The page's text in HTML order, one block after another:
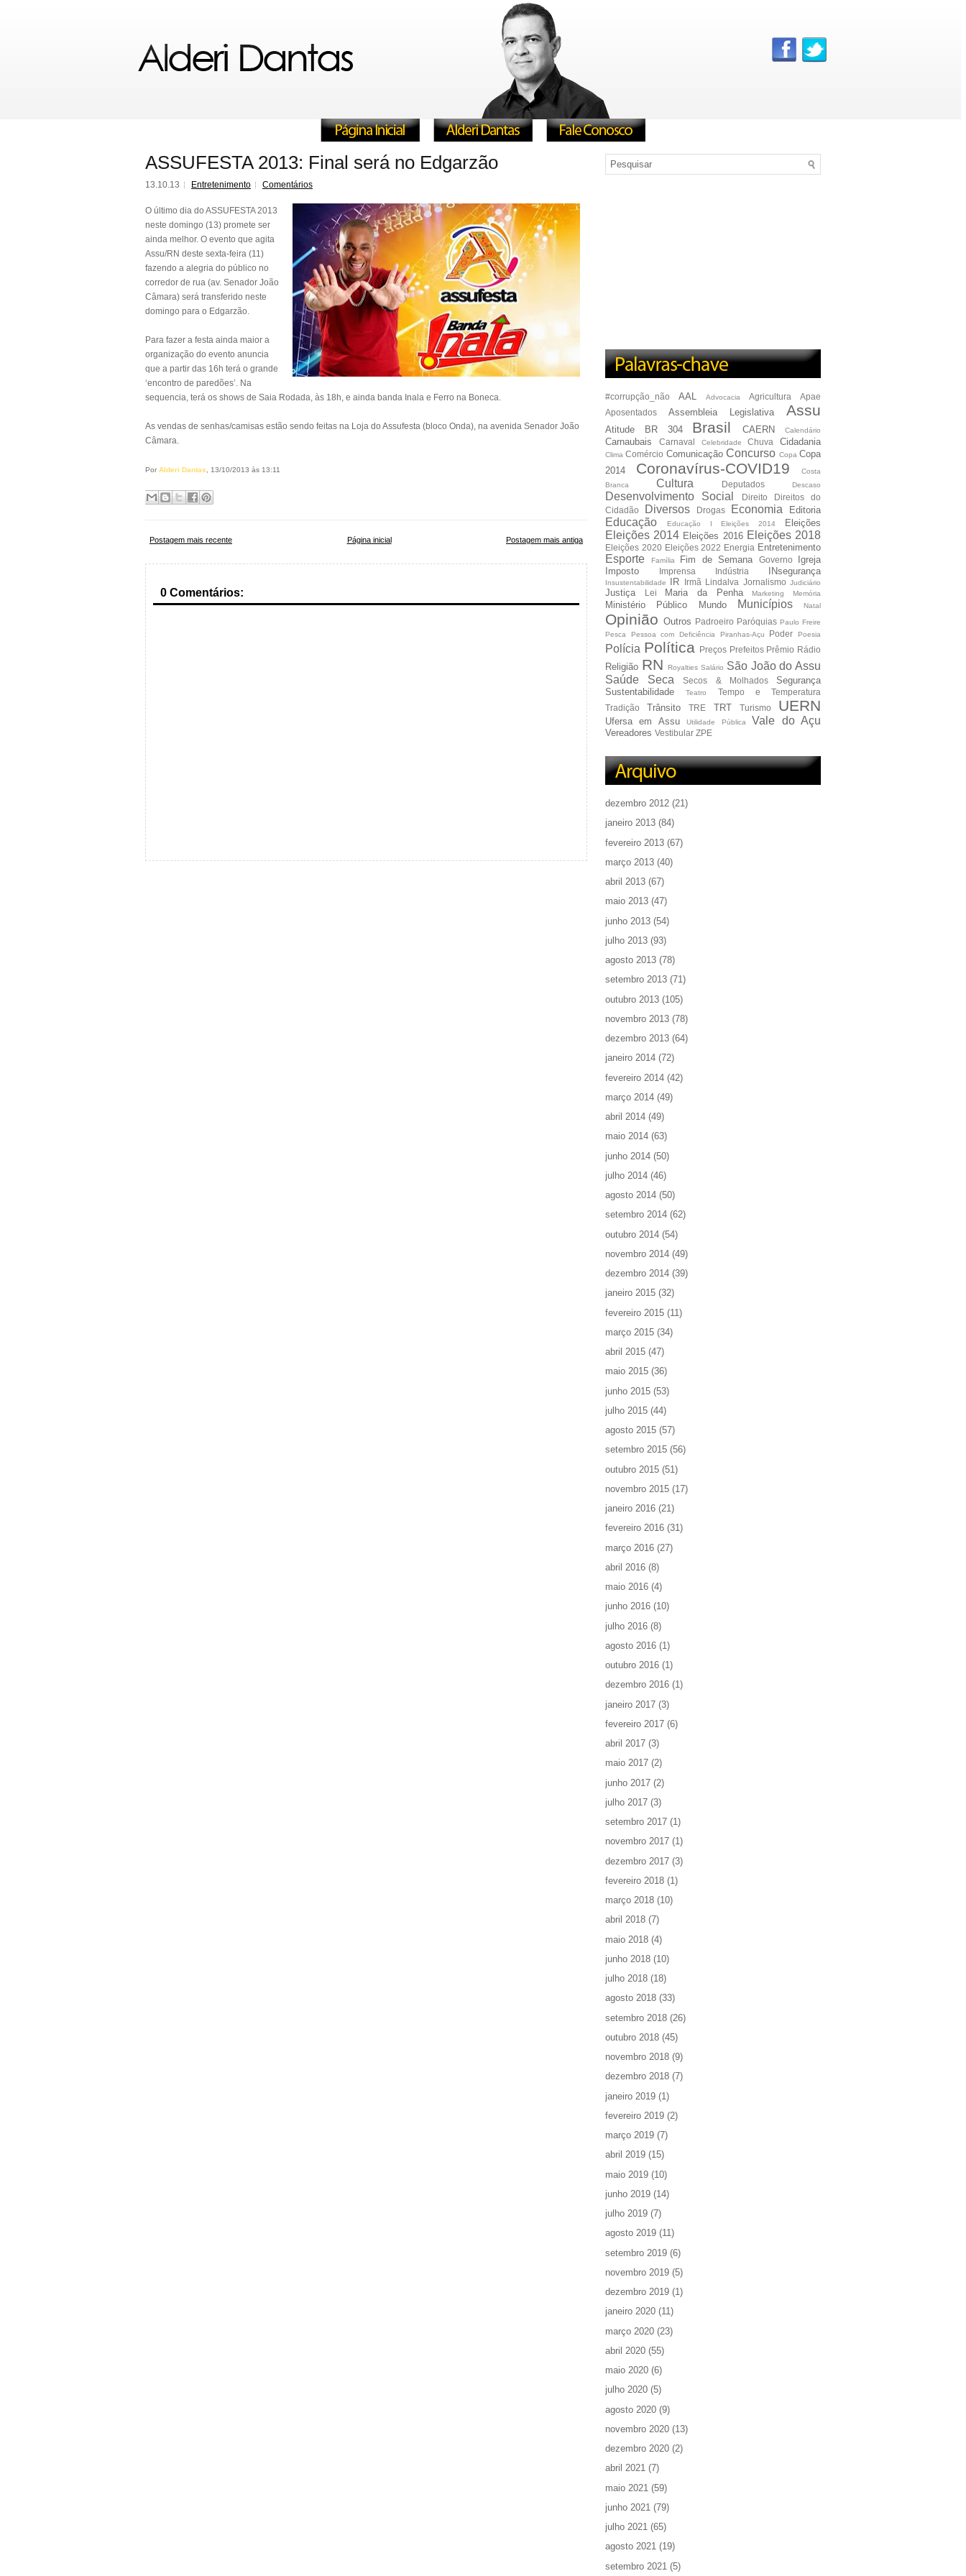
ASSUFESTA 2013: Final será no Edgarzão
13.10.13 Entretenimento Comentários
O último dia do ASSUFESTA 2013
neste domingo (13) promete ser
ainda melhor. O evento que agita
Assu/RN deste sexta-feira (11)
fazendo a alegria do público no
corredor de rua (av. Senador João
Câmara) será transferido neste
domingo para o Edgarzão.
Para fazer a festa ainda maior a
organização do evento anuncia
que a partir das 16h terá o grande
‘encontro de paredões’. Na
sequencia, terá os shows de Saia Rodada, às 18h, e ainda banda Inala e Ferro na Boneca.
As vendas de senhas/camisas estão sendo feitas na Loja do Assufesta (bloco Onda), na avenida Senador João
Câmara.
Por Alderi Dantas , 13/10/2013 às 13:11
Postagem mais recente Postagem mais antiga
Página inicial
0 Comentários:
#corrupção_não AAL Advocacia Agricultura
Apae
Aposentados
Assembleia Legislativa Assu
Atitude BR 304 Brasil CAERN Calendário
Carnaubais Carnaval Celebridade Chuva Cidadania
Clima Comércio Comunicação Concurso Copa Copa
2014
Coronavírus-COVID19
Costa
Branca
Cultura Deputados Descaso
Desenvolvimento Social Direito
Direitos do
Cidadão
Diversos Drogas Economia Editoria
Educação Educação I Eleições 2014 Eleições
Eleições 2014 Eleições 2016 Eleições 2018
Eleições 2020 Eleições 2022 Energia Entretenimento
Esporte Família Fim de Semana Governo
Igreja
Imposto
Imprensa Indústria INsegurança
Insustentabilidade IR Irmã Lindalva Jornalismo Judiciário
Justiça Lei Maria da Penha Marketing Memória
Ministério Público Mundo Municípios Natal
Opinião Outros Padroeiro Paróquias Paulo Freire
Pesca
Pessoa com Deficiência Piranhas-Açu Poder Poesia
Polícia Política Preços Prefeitos Prêmio Rádio
Religião RN Royalties Salário São João do Assu
Saúde
Seca Secos & Molhados
Segurança
Sustentabilidade
Teatro
Tempo e Temperatura
Tradição
Trânsito TRE TRT Turismo UERN
Ufersa em Assu Utilidade Pública Vale do Açu
Vereadores Vestibular ZPE
dezembro 2012 (21)
janeiro 2013 (84)
fevereiro 2013 (67)
março 2013 (40)
abril 2013 (67)
maio 2013 (47)
junho 2013 (54)
julho 2013 (93)
agosto 2013 (78)
setembro 2013 (71)
outubro 2013 (105)
novembro 2013 (78)
dezembro 2013 (64)
janeiro 2014 (72)
fevereiro 2014 (42)
março 2014 (49)
abril 2014 (49)
maio 2014 (63)
junho 2014 (50)
julho 2014 (46)
agosto 2014 (50)
setembro 2014 (62)
outubro 2014 (54)
novembro 2014 (49)
dezembro 2014 (39)
janeiro 2015 (32)
fevereiro 2015 (11)
março 2015 (34)
abril 2015 (47)
maio 2015 (36)
junho 2015 (53)
julho 2015 (44)
agosto 2015 (57)
setembro 2015 (56)
outubro 2015 (51)
novembro 2015 (17)
janeiro 2016 (21)
fevereiro 2016 (31)
março 2016 (27)
abril 2016 (8)
maio 2016 (4)
junho 2016 (10)
julho 2016 (8)
agosto 2016 (1)
outubro 2016 (1)
dezembro 2016 (1)
janeiro 2017 (3)
fevereiro 2017 (6)
abril 2017 (3)
maio 2017 (2)
junho 2017 (2)
julho 2017 (3)
setembro 2017 (1)
novembro 2017 (1)
dezembro 2017 (3)
fevereiro 2018 (1)
março 2018 (10)
abril 2018 (7)
maio 2018 (4)
junho 2018 (10)
julho 2018 (18)
agosto 2018 (33)
setembro 2018 (26)
outubro 2018 (45)
novembro 2018 (9)
dezembro 2018 (7)
janeiro 2019 (1)
fevereiro 2019 (2)
março 2019 (7)
abril 2019 (15)
maio 2019 (10)
junho 2019 (14)
julho 2019 (7)
agosto 2019 (11)
setembro 2019 (6)
novembro 2019 (5)
dezembro 2019 (1)
janeiro 2020 (11)
março 2020 (23)
abril 2020 (55)
maio 2020 (6)
julho 2020 (5)
agosto 2020 (9)
novembro 2020 (13)
dezembro 2020 (2)
abril 2021 (7)
maio 2021 (59)
junho 2021 (79)
julho 2021 (65)
agosto 2021 (19)
setembro 2021 (5)